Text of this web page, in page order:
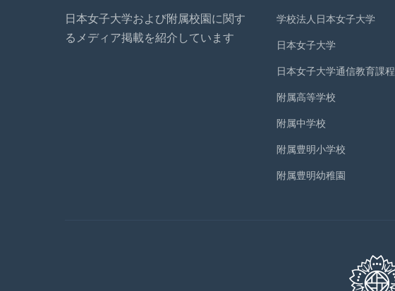
日本女子大学および附属校園に関す
るメディア掲載を紹介しています
学校法人日本女子大学
日本女子大学
日本女子大学通信教育課程
附属高等学校
附属中学校
附属豊明小学校
附属豊明幼稚園